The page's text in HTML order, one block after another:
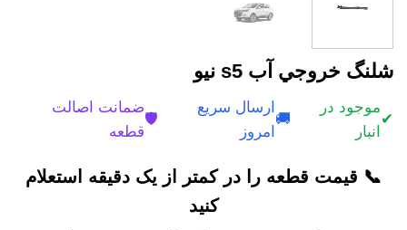
شلنگ خروجي آب s5 نیو
✔
موجود در
انبار
🚚
ارسال سریع
امروز
🛡️
ضمانت اصالت
قطعه
📞 قیمت قطعه را در کمتر از یک دقیقه استعلام
کنید